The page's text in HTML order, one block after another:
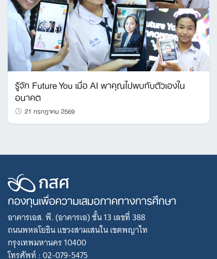
รู้จัก Future You เมื่อ AI พาคุณไปพบกับตัวเองใน
อนาคต
21 กรกฎาคม 2569
กองทุนเพื่อความเสมอภาคทางการศึกษา
อาคารเอส. พี. (อาคารเอ) ชั้น 13 เลขที่ 388
ถนนพหลโยธิน แขวงสามเสนใน เขตพญาไท
กรุงเทพมหานคร 10400
โทรศัพท์ : 02-079-5475